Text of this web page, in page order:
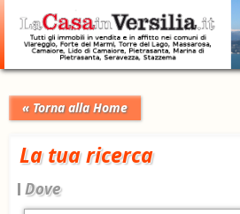
« Torna alla Home
La tua ricerca
Dove